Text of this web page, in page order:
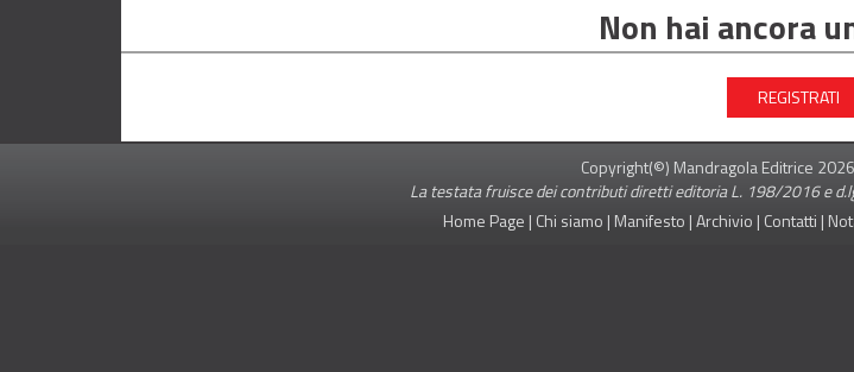
Non hai ancora
REGISTRATI
Copyright(©) Mandragola Editrice 2026
La testata fruisce dei contributi diretti editoria L. 198/2016 e
Home Page | Chi siamo | Manifesto |Archivio | Contatti |